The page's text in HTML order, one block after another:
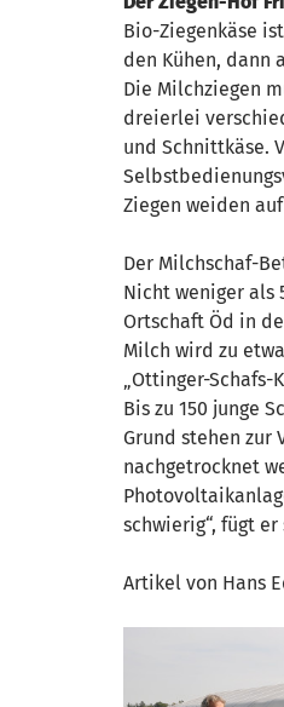
Bio-Ziegenkäse
den Kühen, dann
Die Milchziegen
dreierlei
und Schnittkäse.
Ziegen weiden
Der Milchschaf-
Nicht weniger als
Ortschaft Öd in
Milch wird zu
„Ottinger-
Bis zu 150 junge
Grund stehen zur
nachgetrocknet
schwierig“, fügt
Artikel von Hans